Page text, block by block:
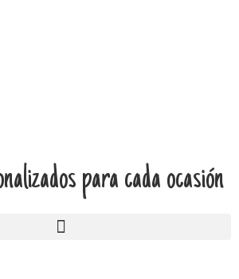
para cada ocasión